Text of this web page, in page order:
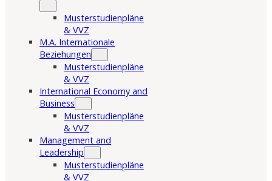
Musterstudienpläne
& VVZ
M.A. Internationale
Beziehungen
Musterstudienpläne
& VVZ
International Economy and
Business
Musterstudienpläne
& VVZ
Management and
Leadership
Musterstudienpläne
& VVZ